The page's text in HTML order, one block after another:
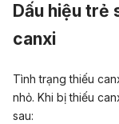
Dấu hiệu trẻ
canxi
Tình trạng thiếu
nhỏ. Khi bị thiếu
sau: